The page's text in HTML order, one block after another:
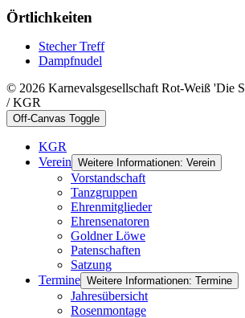
Örtlichkeiten
Stecher Treff
Dampfnudel
© 2026 Karnevalsgesellschaft Rot-Weiß 'Die
/ KGR
Off-Canvas Toggle
KGR
Verein Weitere Informationen: Verein
Vorstandschaft
Tanzgruppen
Ehrenmitglieder
Ehrensenatoren
Goldner Löwe
Patenschaften
Satzung
Termine Weitere Informationen: Termine
Jahresübersicht
Rosenmontage